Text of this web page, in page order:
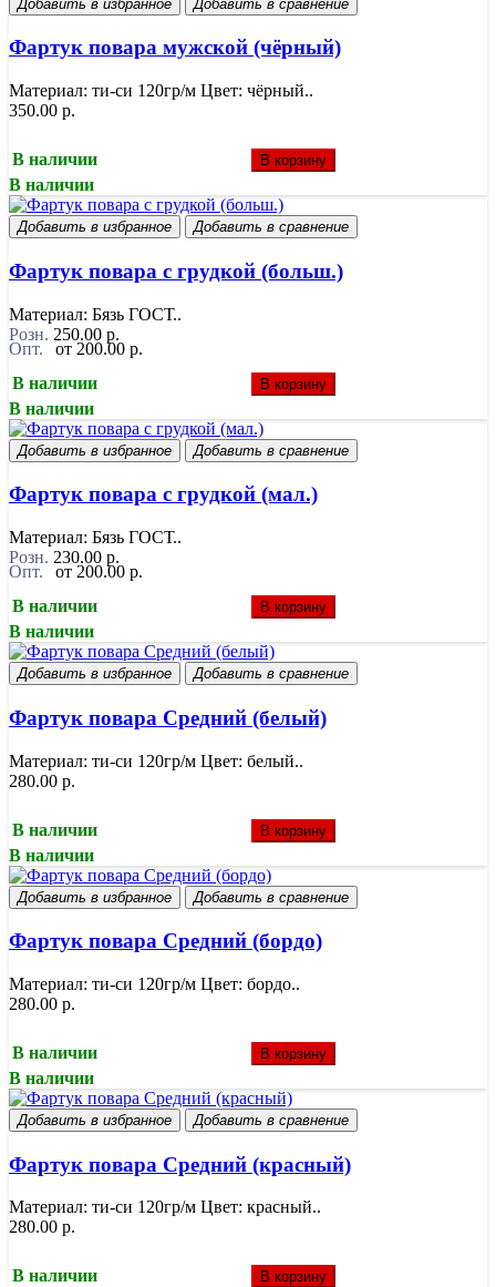
Добавить в избранное Добавить в сравнение
Фартук повара мужской (чёрный)
Материал: ти-си 120гр/м Цвет: чёрный..
350.00 р.
В наличии В корзину
В наличии
Добавить в избранное Добавить в сравнение
Фартук повара с грудкой (больш.)
Материал: Бязь ГОСТ..
Розн. 250.00 р.
Опт.
от 200.00 р.
В наличии
В корзину
В наличии
Добавить в избранное Добавить в сравнение
Фартук повара с грудкой (мал.)
Материал: Бязь ГОСТ..
Розн. 230.00 р.
Опт.
от 200.00 р.
В наличии
В корзину
В наличии
Добавить в избранное Добавить в сравнение
Фартук повара Средний (белый)
Материал: ти-си 120гр/м Цвет: белый..
280.00 р.
В наличии В корзину
В наличии
Добавить в избранное Добавить в сравнение
Фартук повара Средний (бордо)
Материал: ти-си 120гр/м Цвет: бордо..
280.00 р.
В наличии В корзину
В наличии
Добавить в избранное Добавить в сравнение
Фартук повара Средний (красный)
Материал: ти-си 120гр/м Цвет: красный..
280.00 р.
В наличии В корзину